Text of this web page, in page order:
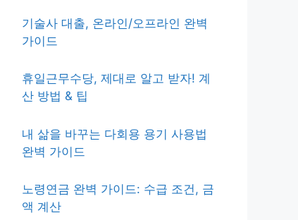
기술사 대출, 온라인/오프라인 완벽
가이드
휴일근무수당, 제대로 알고 받자! 계
산 방법 & 팁
내 삶을 바꾸는 다회용 용기 사용법
완벽 가이드
노령연금 완벽 가이드: 수급 조건, 금
액 계산